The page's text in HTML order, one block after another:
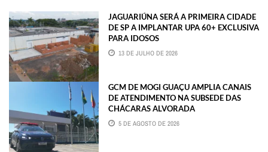
JAGUARIÚNA SERÁ A PRIMEIRA CIDADE
DE SP A IMPLANTAR UPA 60+ EXCLUSIVA
PARA IDOSOS
13 DE JULHO DE 2026
GCM DE MOGI GUAÇU AMPLIA CANAIS
DE ATENDIMENTO NA SUBSEDE DAS
CHÁCARAS ALVORADA
5 DE AGOSTO DE 2026